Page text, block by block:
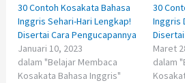
30 Contoh Kosakata Bahasa
Inggris Sehari-Hari Lengkap!
Disertai Cara Pengucapannya
Januari 10, 2023
dalam "Belajar Membaca
Kosakata Bahasa Inggris"
30
Inggris
Maret
dalam